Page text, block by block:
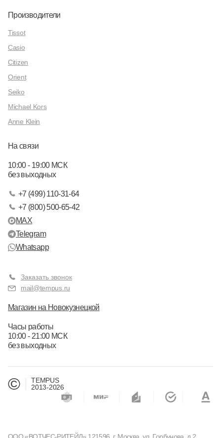
Производители
Tissot
Casio
Citizen
Orient
Seiko
Michael Kors
Anne Klein
На связи
10:00 - 19:00 МСК
без выходных
+7 (499) 110-31-64
+7 (800) 500-65-42
MAX
Telegram
Whatsapp
Заказать звонок
mail@tempus.ru
Магазин на Новокузнецкой
Часы работы
10:00 - 21:00 МСК
без выходных
©
TEMPUS
2013-2026